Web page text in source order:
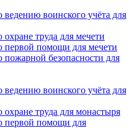
воинского учёта для
труда для мечети
первой помощи для мечети
безопасности для
воинского учёта для
труда для монастыря
первой помощи для